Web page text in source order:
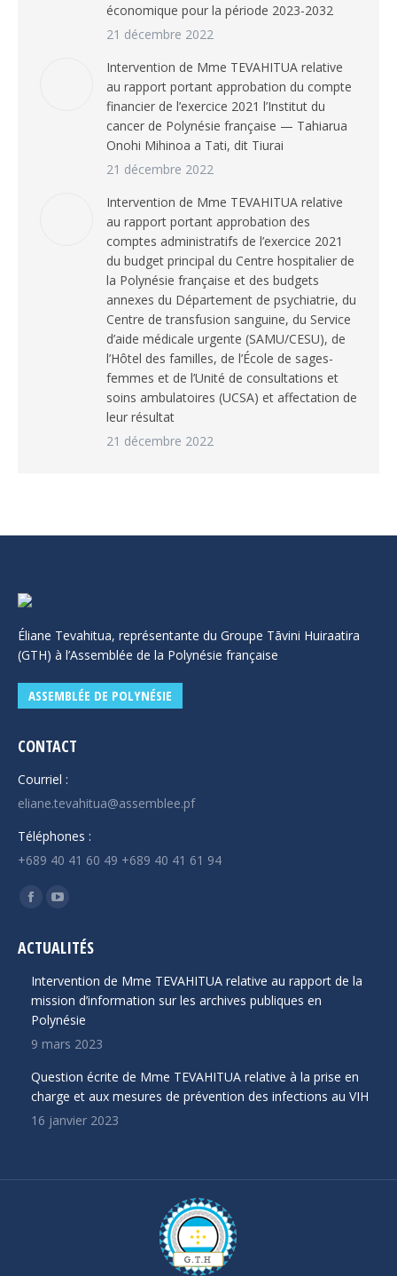
économique pour la période 2023-2032
21 décembre 2022
Intervention de Mme TEVAHITUA relative
au rapport portant approbation du compte
financier de l’exercice 2021 l’Institut du
cancer de Polynésie française — Tahiarua
Onohi Mihinoa a Tati, dit Tiurai
21 décembre 2022
Intervention de Mme TEVAHITUA relative
au rapport portant approbation des
comptes administratifs de l’exercice 2021
du budget principal du Centre hospitalier de
la Polynésie française et des budgets
annexes du Département de psychiatrie, du
Centre de transfusion sanguine, du Service
d’aide médicale urgente (SAMU/CESU), de
l’Hôtel des familles, de l’École de sages-
femmes et de l’Unité de consultations et
soins ambulatoires (UCSA) et affectation de
leur résultat
21 décembre 2022
Éliane Tevahitua, représentante du Groupe Tāvini Huiraatira
(GTH) à l’Assemblée de la Polynésie française
ASSEMBLÉE DE POLYNÉSIE
CONTACT
Courriel :
eliane.tevahitua@assemblee.pf
Téléphones :
+689 40 41 60 49 +689 40 41 61 94
Trouvez nous sur :
La
Facebook
s'ouvre
dans
une
nouvelle
La
YouTube
s'ouvre
dans
une
nouvelle
fenêtre
ACTUALITÉS
Intervention de Mme TEVAHITUA relative au rapport de la
mission d’information sur les archives publiques en
Polynésie
9 mars 2023
Question écrite de Mme TEVAHITUA relative à la prise en
charge et aux mesures de prévention des infections au VIH
16 janvier 2023